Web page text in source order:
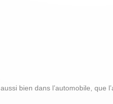
bien dans l’automobile, que